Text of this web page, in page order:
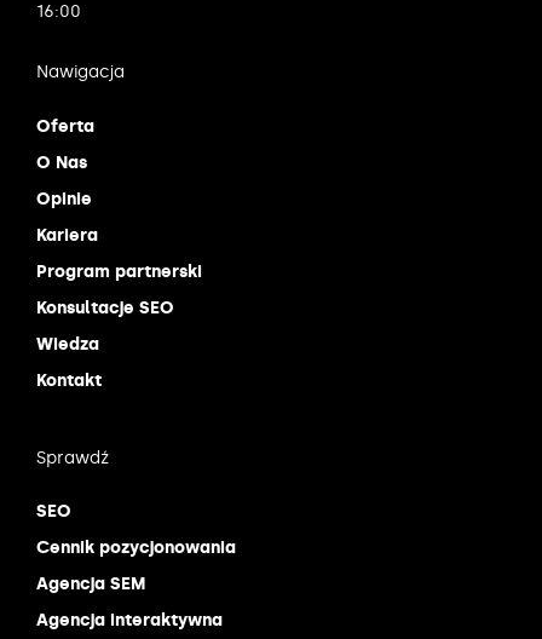
16:00
Nawigacja
Oferta
O Nas
Opinie
Kariera
Program partnerski
Konsultacje SEO
Wiedza
Kontakt
Sprawdź
SEO
Cennik pozycjonowania
Agencja SEM
Agencja interaktywna